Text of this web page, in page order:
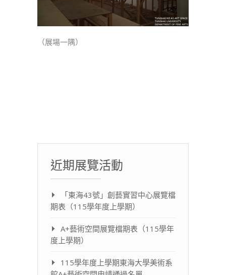
（展場一隅）
近期展覽活動
「東海43號」創藝實習中心展覽檔
期表（115學年度上學期）
A+藝術空間展覽檔期表（115學年
度上學期）
115學年度上學期東海大學美術系